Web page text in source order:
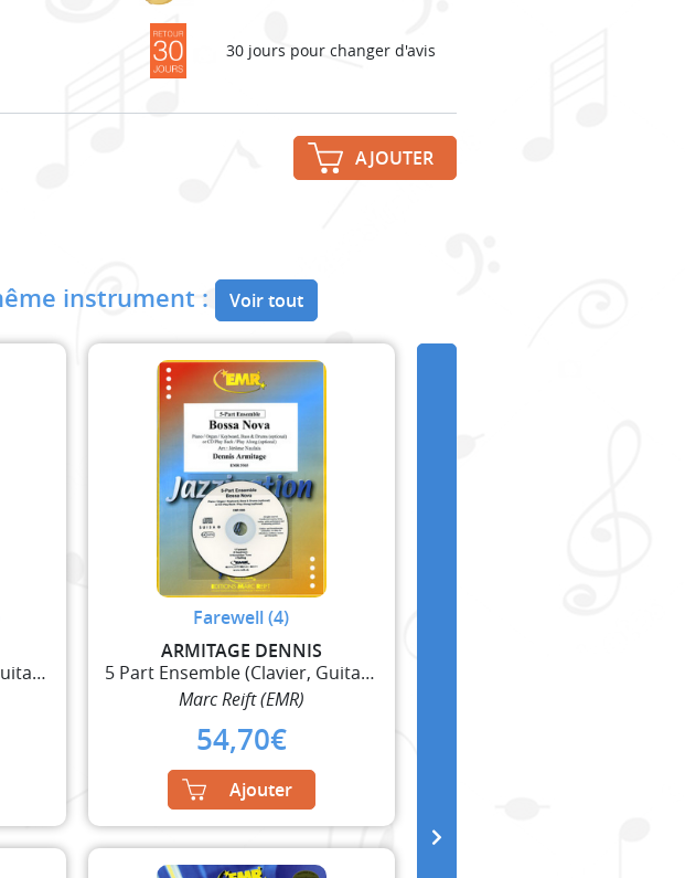
30 jours pour changer d'avis
AJOUTER
instrument : Voir tout
5 Part Ensemble (Clavier, Guitare et Percussions)
Farewell (4)
ARMITAGE DENNIS
5 Part Ensemble (Clavier, Guitare et Percussions)
Marc Reift (EMR)
54,70€
Ajouter